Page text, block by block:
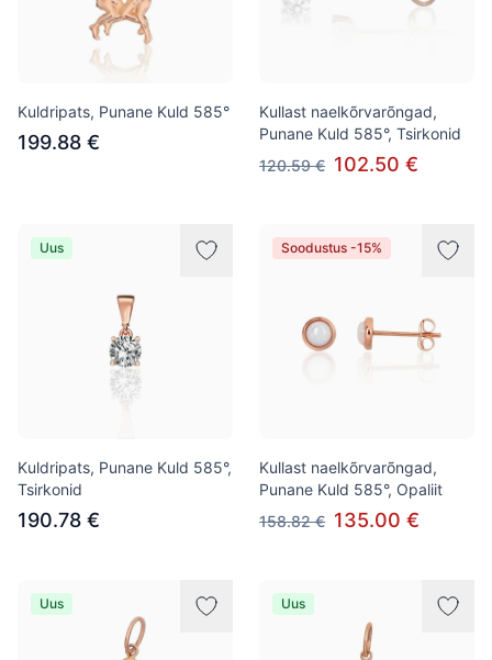
Kuldripats, Punane Kuld 585°
199.88 €
Kullast naelkõrvarõngad,
Punane Kuld 585°, Tsirkonid
120.59 € 102.50 €
Uus
Kuldripats, Punane Kuld 585°,
Tsirkonid
190.78 €
Soodustus -15%
Kullast naelkõrvarõngad,
Punane Kuld 585°, Opaliit
158.82 € 135.00 €
Uus Uus